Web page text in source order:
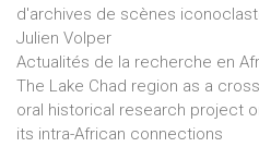
d'archives de scènes
Julien Volper
Actualités de la recherche en
The Lake Chad region as a
oral historical research project
its intra-African connections